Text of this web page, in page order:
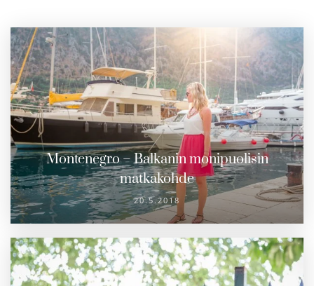
Montenegro – Balkanin monipuolisin
matkakohde
20.5.2018